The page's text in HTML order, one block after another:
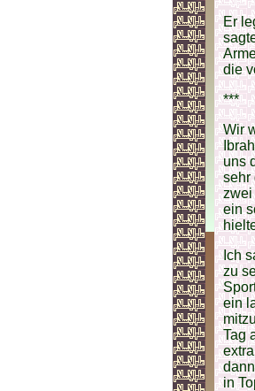
Er
die
***
Wir
uns
sehr
zwei
ein
Ich
zu
ein
Tag
in